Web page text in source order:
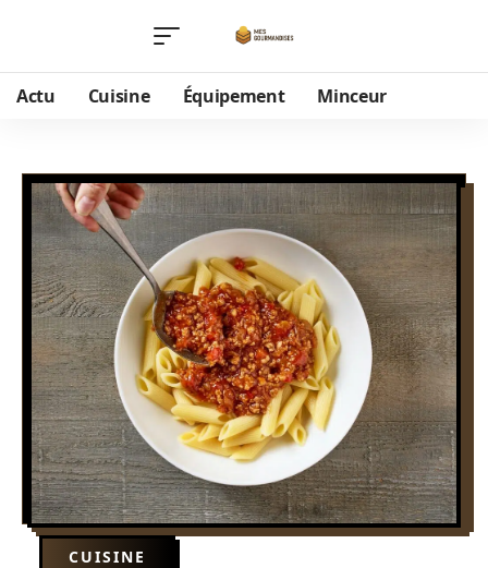
Actu Cuisine Équipement Minceur
CUISINE